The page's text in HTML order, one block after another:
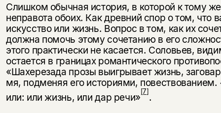
Слишком обычная история, в которой к тому
неправота обоих. Как древний спор о том, что
искусство или жизнь. Вопрос в том, как их
должна помочь этому сочетанию в его
этого практически не касается. Соловьев,
остается в границах романтическо­го
«Шахерезада прозы выигрывает жизнь,
мя, подменяя его историями,
или: или жизнь, или дар речи»[7].